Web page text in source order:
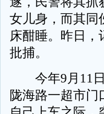
女儿身，而其同
床酣睡。昨日，
批捕。
今年9月11日
陇海路一超市门